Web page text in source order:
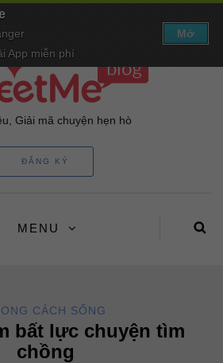
Giải mã chuyện hẹn hò
ĐĂNG KÝ
MENU
CÁCH SỐNG
bất lực chuyện tìm
chồng
App miễn phí
Mở